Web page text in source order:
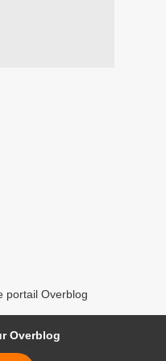
portail Overblog
Overblog